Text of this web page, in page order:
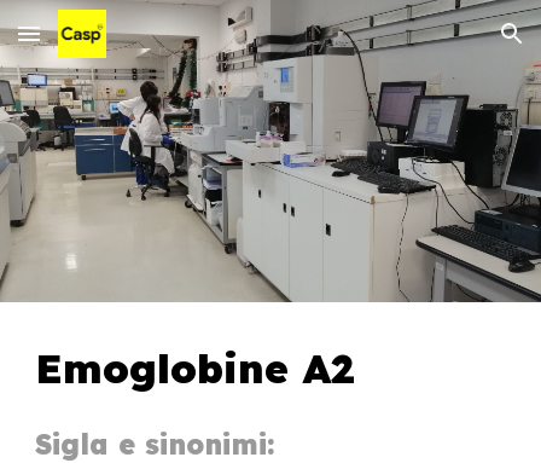
Skip to main content Skip to navigation
Emoglobine A2
Sigla e sinonimi: